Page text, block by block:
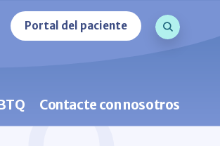
Portal del paciente
Consulta
Contacte con nosotros